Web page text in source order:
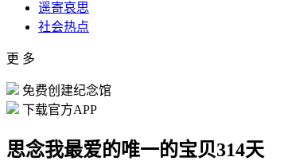
遥寄哀思
社会热点
更 多
免费创建纪念馆
下载官方APP
思念我最爱的唯一的宝贝314天